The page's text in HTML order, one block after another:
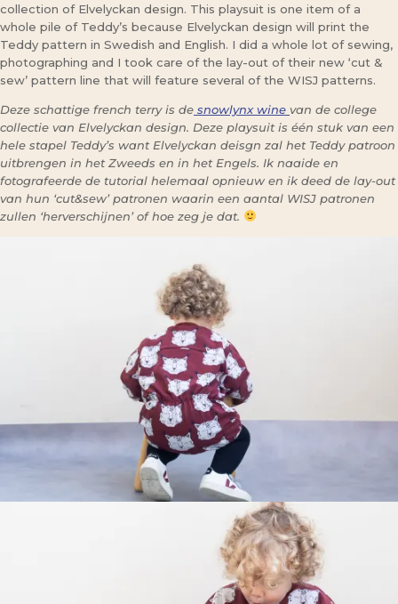
collection of Elvelyckan design. This playsuit is one item of a
whole pile of Teddy’s because Elvelyckan design will print the
Teddy pattern in Swedish and English. I did a whole lot of sewing,
photographing and I took care of the lay-out of their new ‘cut &
sew’ pattern line that will feature several of the WISJ patterns.
Deze schattige french terry is de snowlynx wine van de college
collectie van Elvelyckan design. Deze playsuit is één stuk van een
hele stapel Teddy’s want Elvelyckan deisgn zal het Teddy patroon
uitbrengen in het Zweeds en in het Engels. Ik naaide en
fotografeerde de tutorial helemaal opnieuw en ik deed de lay-out
van hun ‘cut&sew’ patronen waarin een aantal WISJ patronen
zullen ‘herverschijnen’ of hoe zeg je dat.